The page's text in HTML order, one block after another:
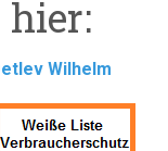
hier:
Wilhelm